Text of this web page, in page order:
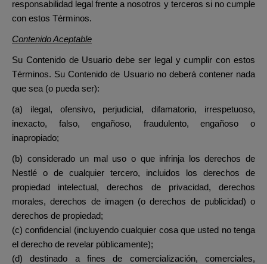
responsabilidad legal frente a nosotros y terceros si no cumple
con estos Términos.
Contenido Aceptable
Su Contenido de Usuario debe ser legal y cumplir con estos
Términos. Su Contenido de Usuario no deberá contener nada
que sea (o pueda ser):
(a) ilegal, ofensivo, perjudicial, difamatorio, irrespetuoso,
inexacto, falso, engañoso, fraudulento, engañoso o
inapropiado;
(b) considerado un mal uso o que infrinja los derechos de
Nestlé o de cualquier tercero, incluidos los derechos de
propiedad intelectual, derechos de privacidad, derechos
morales, derechos de imagen (o derechos de publicidad) o
derechos de propiedad;
(c) confidencial (incluyendo cualquier cosa que usted no tenga
el derecho de revelar públicamente);
(d) destinado a fines de comercialización, comerciales,